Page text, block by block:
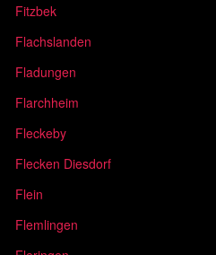
Fitzbek
Flachslanden
Fladungen
Flarchheim
Fleckeby
Flecken Diesdorf
Flein
Flemlingen